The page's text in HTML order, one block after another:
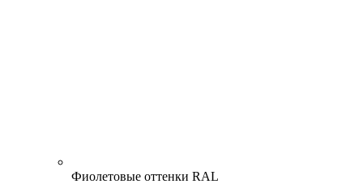
Фиолетовые оттенки RAL